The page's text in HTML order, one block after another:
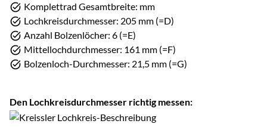
Komplettrad Gesamtbreite: mm
Lochkreisdurchmesser: 205 mm (=D)
Anzahl Bolzenlöcher: 6 (=E)
Mittellochdurchmesser: 161 mm (=F)
Bolzenloch-Durchmesser: 21,5 mm (=G)
Den Lochkreisdurchmesser richtig messen: